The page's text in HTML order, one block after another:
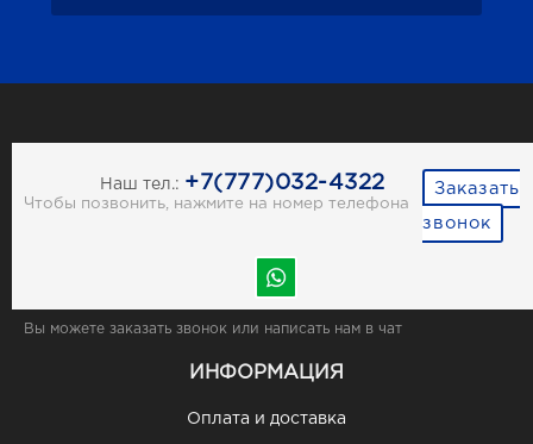
Наш тел.: +7(777)032-4322
Чтобы позвонить, нажмите на номер телефона
Заказать
звонок
Вы можете заказать звонок или написать нам в чат
ИНФОРМАЦИЯ
Оплата и доставка